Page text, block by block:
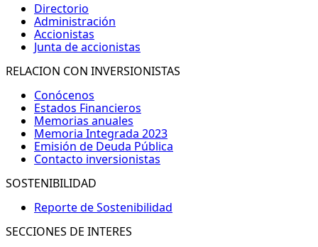
Directorio
Administración
Accionistas
Junta de accionistas
RELACION CON INVERSIONISTAS
Conócenos
Estados Financieros
Memorias anuales
Memoria Integrada 2023
Emisión de Deuda Pública
Contacto inversionistas
SOSTENIBILIDAD
Reporte de Sostenibilidad
SECCIONES DE INTERES